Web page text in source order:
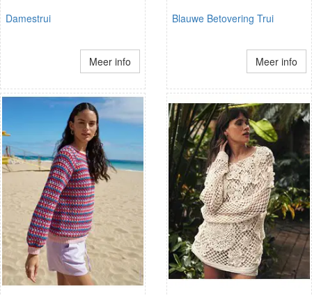
Damestrui
Meer info
Blauwe Betovering Trui
Meer info